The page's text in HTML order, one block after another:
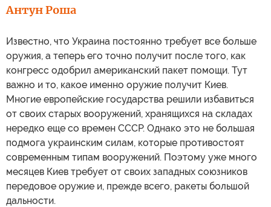
Антун Роша
Известно, что Украина постоянно требует все больше
оружия, а теперь его точно получит после того, как
конгресс одобрил американский пакет помощи. Тут
важно и то, какое именно оружие получит Киев.
Многие европейские государства решили избавиться
от своих старых вооружений, хранящихся на складах
нередко еще со времен СССР. Однако это не большая
подмога украинским силам, которые противостоят
современным типам вооружений. Поэтому уже много
месяцев Киев требует от своих западных союзников
передовое оружие и, прежде всего, ракеты большой
дальности.